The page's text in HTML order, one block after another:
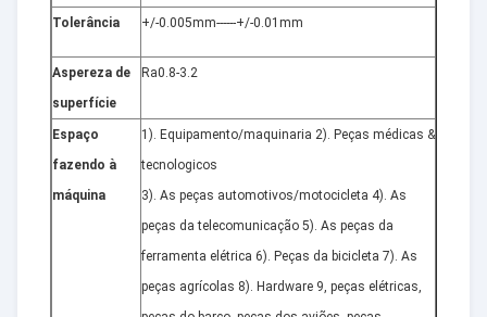
Tolerância +/-0.005mm------+/-0.01mm
Aspereza de
superfície
Ra0.8-3.2
Espaço
fazendo à
máquina
1). Equipamento/maquinaria 2). Peças médicas &
tecnologicos
3). As peças automotivos/motocicleta 4). As
peças da telecomunicação 5). As peças da
ferramenta elétrica 6). Peças da bicicleta 7). As
peças agrícolas 8). Hardware 9, peças elétricas,